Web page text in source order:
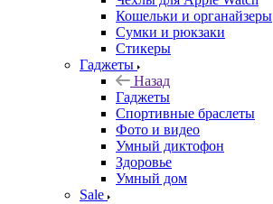
Кошельки и органайзеры
Сумки и рюкзаки
Стикеры
Гаджеты
Назад
Гаджеты
Спортивные браслеты
Фото и видео
Умный диктофон
Здоровье
Умный дом
Sale